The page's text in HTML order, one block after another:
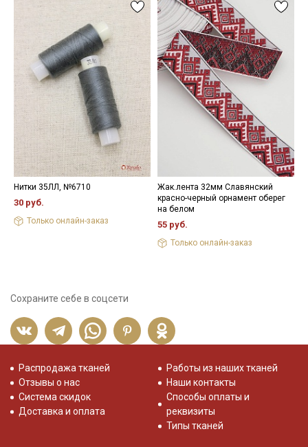
Нитки 35ЛЛ, №6710
30 руб.
Только онлайн-заказ
Жак.лента 32мм Славянский
красно-черный орнамент оберег
на белом
55 руб.
Только онлайн-заказ
Сохраните себе в соцсети
Распродажа тканей
Отзывы о нас
Система скидок
Доставка и оплата
Работы из наших тканей
Наши контакты
Способы оплаты и
реквизиты
Типы тканей